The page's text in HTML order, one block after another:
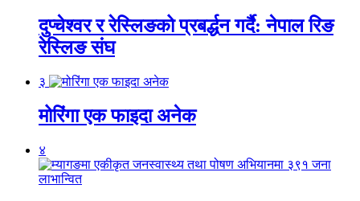
दुप्चेश्वर र रेस्लिङको प्रबर्द्धन गर्दै: नेपाल रिङ
रेस्लिङ संघ
३
मोरिंगा एक फाइदा अनेक
४